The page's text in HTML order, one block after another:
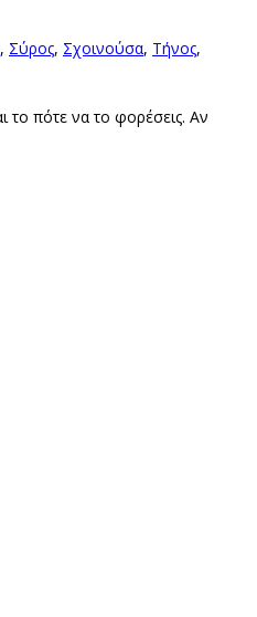
, Σύρος, Σχοινούσα, Τήνος,
το πότε να το φορέσεις. Αν